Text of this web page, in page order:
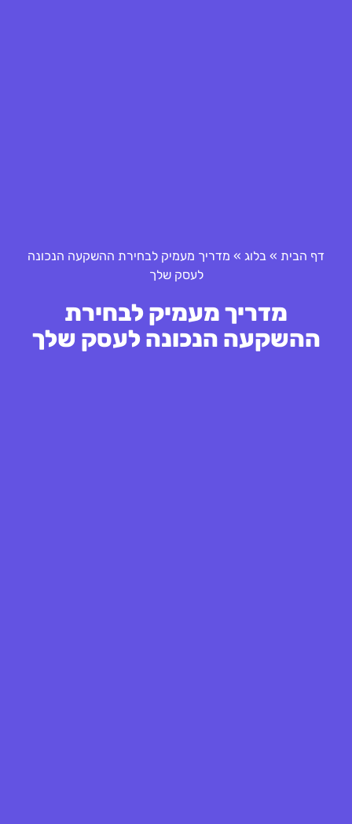
דף הבית » בלוג » מדריך מעמיק לבחירת ההשקעה הנכונה
לעסק שלך
מדריך מעמיק לבחירת
ההשקעה הנכונה לעסק שלך